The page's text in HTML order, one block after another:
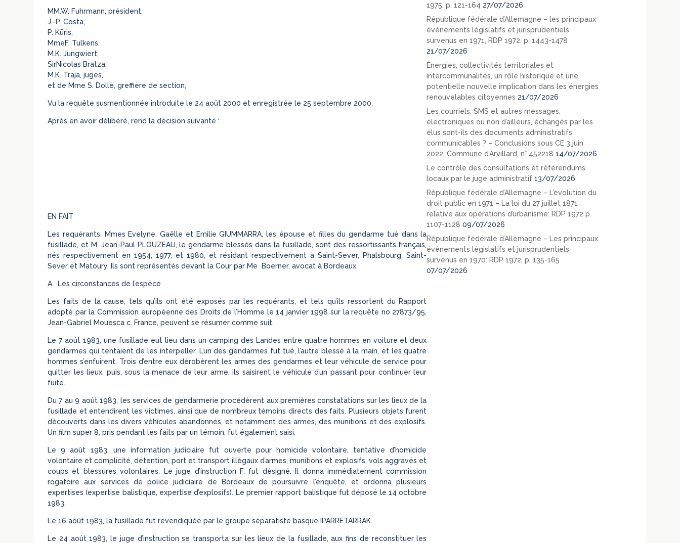
MM.W. Fuhrmann, président,
J.-P. Costa,
P. Kūris,
MmeF. Tulkens,
M.K. Jungwiert,
SirNicolas Bratza,
M.K. Traja, juges,
et de Mme S. Dollé, greffière de section,
Vu la requête susmentionnée introduite le 24 août 2000 et enregistrée le 25 septembre 2000,
Après en avoir délibéré, rend la décision suivante :
EN FAIT
Les requérants, Mmes Evelyne, Gaëlle et Emilie GIUMMARRA, les épouse et filles du gendarme tué dans la
fusillade, et M. Jean-Paul PLOUZEAU, le gendarme blessés dans la fusillade, sont des ressortissants français,
nés respectivement en 1954, 1977, et 1980, et résidant respectivement à Saint-Sever, Phalsbourg, Saint-
Sever et Matoury. Ils sont représentés devant la Cour par Me Boerner, avocat à Bordeaux.
A. Les circonstances de l’espèce
Les faits de la cause, tels qu’ils ont été exposés par les requérants, et tels qu’ils ressortent du Rapport
adopté par la Commission européenne des Droits de l’Homme le 14 janvier 1998 sur la requête no 27873/95,
Jean-Gabriel Mouesca c. France, peuvent se résumer comme suit.
Le 7 août 1983, une fusillade eut lieu dans un camping des Landes entre quatre hommes en voiture et deux
gendarmes qui tentaient de les interpeller. L’un des gendarmes fut tué, l’autre blessé à la main, et les quatre
hommes s’enfuirent. Trois d’entre eux dérobèrent les armes des gendarmes et leur véhicule de service pour
quitter les lieux, puis, sous la menace de leur arme, ils saisirent le véhicule d’un passant pour continuer leur
fuite.
Du 7 au 9 août 1983, les services de gendarmerie procédèrent aux premières constatations sur les lieux de la
fusillade et entendirent les victimes, ainsi que de nombreux témoins directs des faits. Plusieurs objets furent
découverts dans les divers véhicules abandonnés, et notamment des armes, des munitions et des explosifs.
Un film super 8, pris pendant les faits par un témoin, fut également saisi.
Le 9 août 1983, une information judiciaire fut ouverte pour homicide volontaire, tentative d’homicide
volontaire et complicité, détention, port et transport illégaux d’armes, munitions et explosifs, vols aggravés et
coups et blessures volontaires. Le juge d’instruction F. fut désigné. Il donna immédiatement commission
rogatoire aux services de police judiciaire de Bordeaux de poursuivre l’enquête, et ordonna plusieurs
expertises (expertise balistique, expertise d’explosifs). Le premier rapport balistique fut déposé le 14 octobre
1983.
Le 16 août 1983, la fusillade fut revendiquée par le groupe séparatiste basque IPARRETARRAK.
Le 24 août 1983, le juge d’instruction se transporta sur les lieux de la fusillade, aux fins de reconstituer les
1975, p. 121-164 27/07/2026
République fédérale d’Allemagne – les principaux
évènements législatifs et jurisprudentiels
survenus en 1971, RDP 1972, p. 1443-1478
21/07/2026
Énergies, collectivités territoriales et
intercommunalités, un rôle historique et une
potentielle nouvelle implication dans les énergies
renouvelables citoyennes 21/07/2026
Les courriels, SMS et autres messages,
électroniques ou non d’ailleurs, échangés par les
élus sont-ils des documents administratifs
communicables ? – Conclusions sous CE 3 juin
2022, Commune d’Arvillard, n° 452218 14/07/2026
Le contrôle des consultations et référendums
locaux par le juge administratif 13/07/2026
République fédérale d’Allemagne – L’évolution du
droit public en 1971 – La loi du 27 juillet 1871
relative aux opérations d’urbanisme: RDP 1972 p.
1107-1128 09/07/2026
République fédérale d’Allemagne – Les principaux
évènements législatifs et jurisprudentiels
survenus en 1970: RDP 1972, p. 135-165
07/07/2026